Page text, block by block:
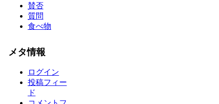
賛否
質問
食べ物
メタ情報
ログイン
投稿フィー
ド